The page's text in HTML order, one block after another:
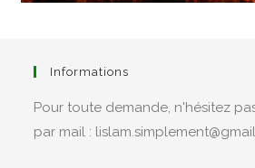
Informations
Pour toute demande, n'hésitez
par mail :